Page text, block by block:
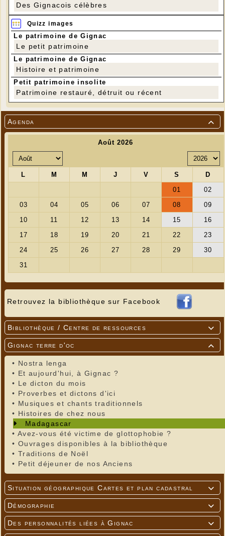

Agenda
Retrouvez la bibliothèque sur Facebook

Bibliothèque / Centre de ressources

Gignac terre d'oc
• Nostra lenga
• Et aujourd'hui, à Gignac ?
• Le dicton du mois
• Proverbes et dictons d'ici
• Musiques et chants traditionnels
• Histoires de chez nous
Madagascar
• Avez-vous été victime de glottophobie ?
• Ouvrages disponibles à la bibliothèque
• Traditions de Noël
• Petit déjeuner de nos Anciens

Situation géographique Cartes et plan cadastral

Démographie

Des personnalités liées à Gignac
Des Gignacois célèbres
Quizz images
Le patrimoine de Gignac
Le petit patrimoine
Le patrimoine de Gignac
Histoire et patrimoine
Petit patrimoine insolite
Patrimoine restauré, détruit ou récent